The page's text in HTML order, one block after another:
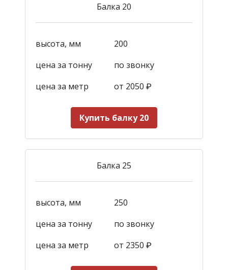
Балка 20
высота, мм
200
цена за тонну
по звонку
цена за метр
от 2050 ₽
Купить балку 20
Балка 25
высота, мм
250
цена за тонну
по звонку
цена за метр
от 2350 ₽